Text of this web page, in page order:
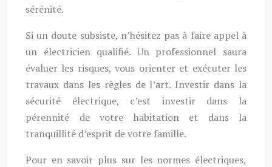
sérénité.
Si un doute subsiste, n’hésitez pas à faire appel à
un électricien qualifié. Un professionnel saura
évaluer les risques, vous orienter et exécuter les
travaux dans les règles de l’art. Investir dans la
sécurité électrique, c’est investir dans la
pérennité de votre habitation et dans la
tranquillité d’esprit de votre famille.
Pour en savoir plus sur les normes électriques,